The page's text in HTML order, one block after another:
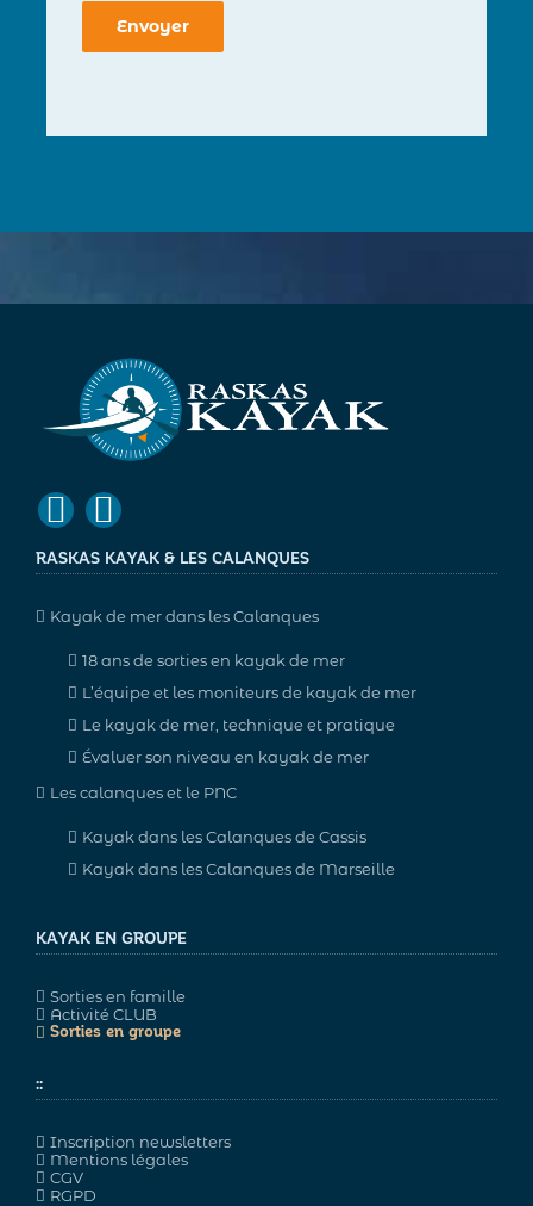
RASKAS KAYAK & LES CALANQUES
Kayak de mer dans les Calanques
18 ans de sorties en kayak de mer
L’équipe et les moniteurs de kayak de mer
Le kayak de mer, technique et pratique
Évaluer son niveau en kayak de mer
Les calanques et le PNC
Kayak dans les Calanques de Cassis
Kayak dans les Calanques de Marseille
KAYAK EN GROUPE
Sorties en famille
Activité CLUB
Sorties en groupe
::
Inscription newsletters
Mentions légales
CGV
RGPD